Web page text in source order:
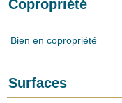
Copropriété
Bien en copropriété
Surfaces